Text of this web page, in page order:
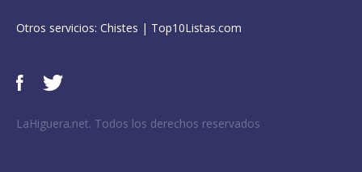
Otros servicios: Chistes | Top10Listas.com
LaHiguera.net. Todos los derechos reservados